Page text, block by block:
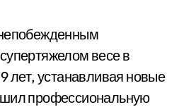
весе в
лет, устанавливая новые
профессиональную